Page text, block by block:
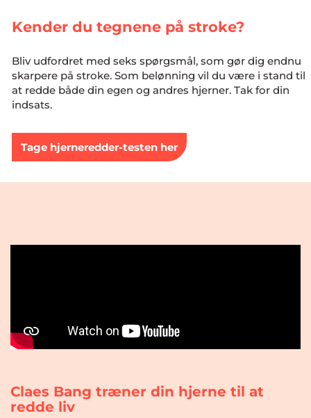
Kender du tegnene på stroke?
Bliv udfordret med seks spørgsmål, som gør dig endnu
skarpere på stroke. Som belønning vil du være i stand til
at redde både din egen og andres hjerner. Tak for din
indsats.
Tage hjerneredder-testen her
Claes Bang træner din hjerne til at
redde liv